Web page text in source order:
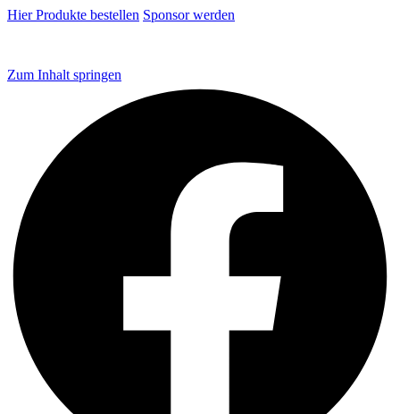
Hier Produkte bestellen Sponsor werden
Zum Inhalt springen